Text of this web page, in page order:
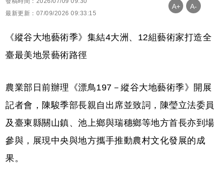
最新更新：07/09/2026 09:33:15
A+ A-
《縱谷大地藝術季》集結4大洲、12組藝術家打造全
臺最美地景藝術路徑
農業部日前辦理《漂鳥197－縱谷大地藝術季》開展
記者會，陳駿季部長親自出席並致詞，陳瑩立法委員
及臺東縣關山鎮、池上鄉與瑞穗鄉等地方首長亦到場
參與，展現中央與地方攜手推動農村文化發展的成
果。